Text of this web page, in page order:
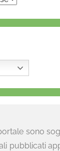
sono
pubblicati